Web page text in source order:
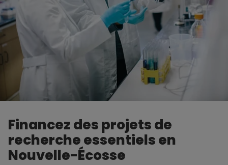
Financez des projets de
recherche essentiels en
Nouvelle-Écosse